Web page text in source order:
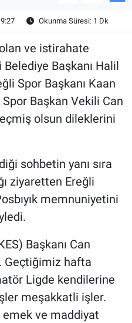
Okunma Süresi: 1 Dk
ve istirahate
Başkanı Halil
Spor Başkanı Kaan
Başkan Vekili Can
olsun dileklerini
sohbetin yanı sıra
ziyaretten Ereğli
memnuniyetini
Başkanı Can
Geçtiğimiz hafta
Ligde kendilerine
meşakkatli işler.
ve maddiyat